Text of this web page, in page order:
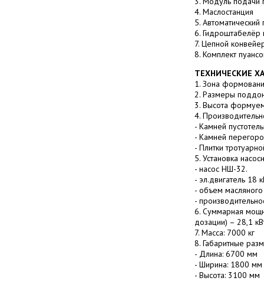
4. Маслостанция
5.
6.
7. Цепной
8. Комплект
ТЕХНИЧЕСКИЕ
1. Зона
2. Размеры
3. Высота
4.
- Камней
- Камней
- Плитки
5. Установка
- насос НШ-32.
- эл.двигатель 18
- объем
-
6. Суммарная
дозации) – 28,1
7. Масса: 7000 кг
8. Габаритные
- Длина: 6700 мм
- Ширина: 1800 мм
- Высота: 3100 мм